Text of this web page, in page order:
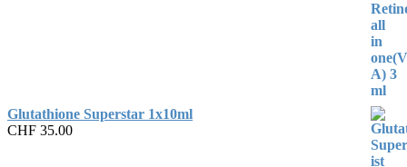
Glutathione Superstar 1x10ml
CHF 35.00